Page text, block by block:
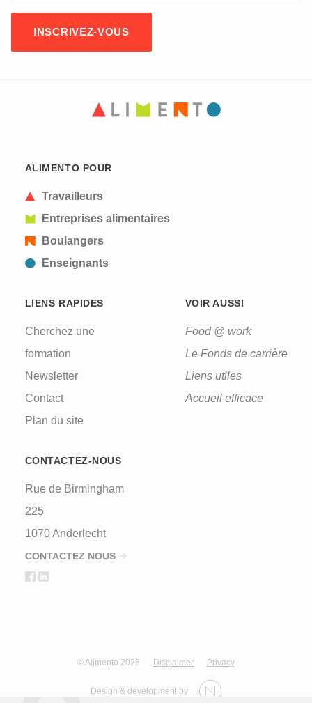
submissions.
ALIMENTO POUR
Travailleurs
Entreprises alimentaires
Boulangers
Enseignants
LIENS RAPIDES
Cherchez une
formation
Newsletter
Contact
Plan du site
VOIR AUSSI
Food @ work
Le Fonds de carrière
Liens utiles
Accueil efficace
CONTACTEZ-NOUS
Rue de Birmingham
225
1070 Anderlecht
CONTACTEZ NOUS
© Alimento 2026 Disclaimer Privacy
Design & development by